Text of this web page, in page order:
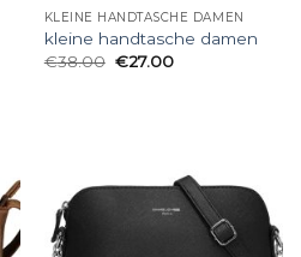
KLEINE HANDTASCHE DAMEN
kleine handtasche damen
€38.00 €27.00